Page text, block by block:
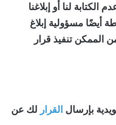
لنا أو إبلاغنا
أيضًا مسؤولية إبلاغ
الممكن تنفيذ قرار
بإرسال القرار لك عن